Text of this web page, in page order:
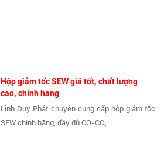
Hộp giảm tốc SEW giá tốt, chất lượng
cao, chính hãng
Linh Duy Phát chuyên cung cấp hộp giảm tốc
SEW chính hãng, đầy đủ CO-CQ,...